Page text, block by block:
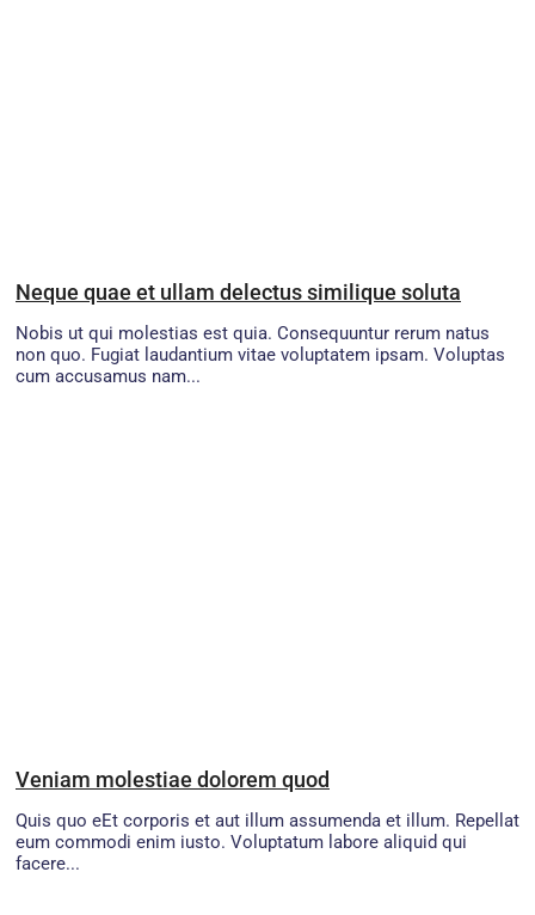
Neque quae et ullam delectus similique soluta
Nobis ut qui molestias est quia. Consequuntur rerum natus
non quo. Fugiat laudantium vitae voluptatem ipsam. Voluptas
cum accusamus nam...
Veniam molestiae dolorem quod
Quis quo eEt corporis et aut illum assumenda et illum. Repellat
eum commodi enim iusto. Voluptatum labore aliquid qui
facere...